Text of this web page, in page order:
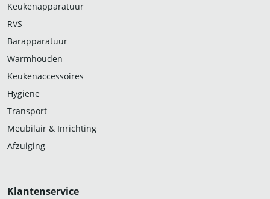
Keukenapparatuur
RVS
Barapparatuur
Warmhouden
Keukenaccessoires
Hygiëne
Transport
Meubilair & Inrichting
Afzuiging
Klantenservice